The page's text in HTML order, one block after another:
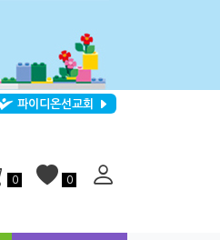
파이디온선교회
0 0